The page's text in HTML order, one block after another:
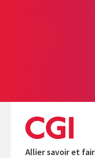
Allier savoir et